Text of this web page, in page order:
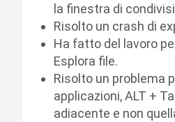
la finestra di
Risolto un crash di
Ha fatto del lavoro
Esplora file.
Risolto un problema
applicazioni, ALT +
adiacente e non